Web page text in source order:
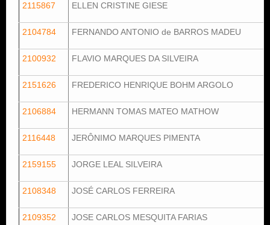
2115867 ELLEN CRISTINE GIESE
2104784 FERNANDO ANTONIO de BARROS MADEU
2100932 FLAVIO MARQUES DA SILVEIRA
2151626 FREDERICO HENRIQUE BOHM ARGOLO
2106884 HERMANN TOMAS MATEO MATHOW
2116448 JERÔNIMO MARQUES PIMENTA
2159155 JORGE LEAL SILVEIRA
2108348 JOSÉ CARLOS FERREIRA
2109352 JOSE CARLOS MESQUITA FARIAS